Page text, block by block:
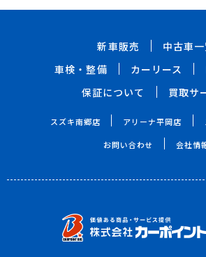
新車販売
中古車
車検・整備
カーリース
保証について
買取サ
スズキ南郷店 アリーナ平岡店
お問い合わせ 会社情